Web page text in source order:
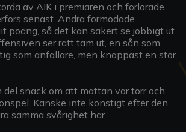
av AIK i premiären och förlorade
senast. Andra förmodade
poäng, så det kan säkert se jobbigt ut
ser rätt tam ut, en sån som
som anfallare, men knappast en stor
del snack om att mattan var torr och
Kanske inte konstigt efter den
samma svårighet här.